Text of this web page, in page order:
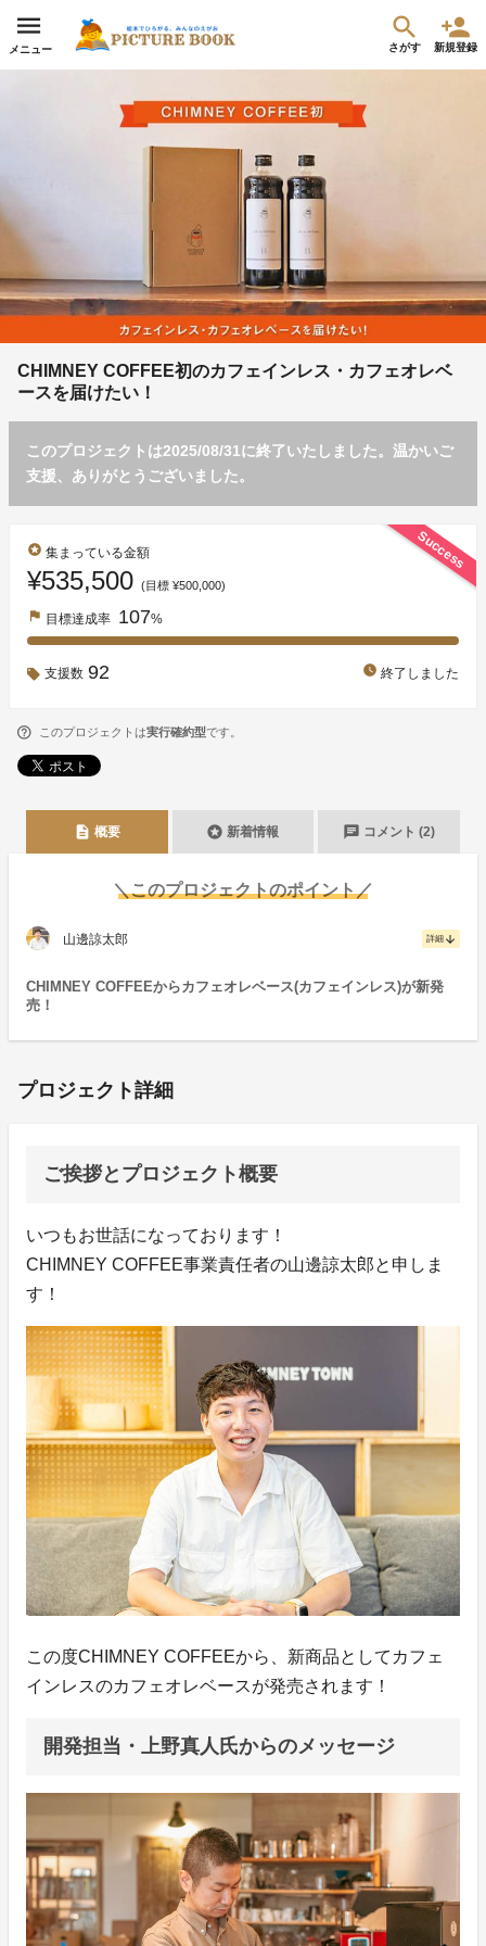
メニュー さがす 新規登録
CHIMNEY COFFEE初のカフェインレス・カフェオレベ
ースを届けたい！
このプロジェクトは2025/08/31に終了いたしました。温かいご
支援、ありがとうございました。
Success
stars 集まっている金額
¥535,500 (目標 ¥500,000)
flag 目標達成率 107%
支援数 92 watch_later 終了しました
このプロジェクトは実行確約型です。
description 概要 stars 新着情報 chat コメント (2)
＼このプロジェクトのポイント／
山邊諒太郎 詳細 arrow_downward
CHIMNEY COFFEEからカフェオレベース(カフェインレス)が新発
売！
プロジェクト詳細
ご挨拶とプロジェクト概要
いつもお世話になっております！
CHIMNEY COFFEE事業責任者の山邊諒太郎と申しま
す！
この度CHIMNEY COFFEEから、新商品としてカフェ
インレスのカフェオレベースが発売されます！
開発担当・上野真人氏からのメッセージ